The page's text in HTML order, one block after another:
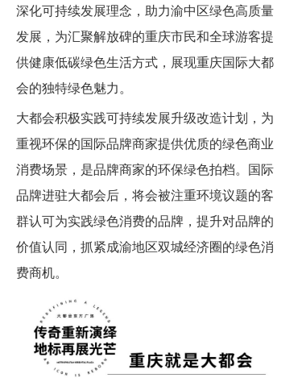
深化可持续发展理念，助力渝中区绿色高质量
发展，为汇聚解放碑的重庆市民和全球游客提
供健康低碳绿色生活方式，展现重庆国际大都
会的独特绿色魅力。
大都会积极实践可持续发展升级改造计划，为
重视环保的国际品牌商家提供优质的绿色商业
消费场景，是品牌商家的环保绿色拍档。国际
品牌进驻大都会后，将会被注重环境议题的客
群认可为实践绿色消费的品牌，提升对品牌的
价值认同，抓紧成渝地区双城经济圈的绿色消
费商机。